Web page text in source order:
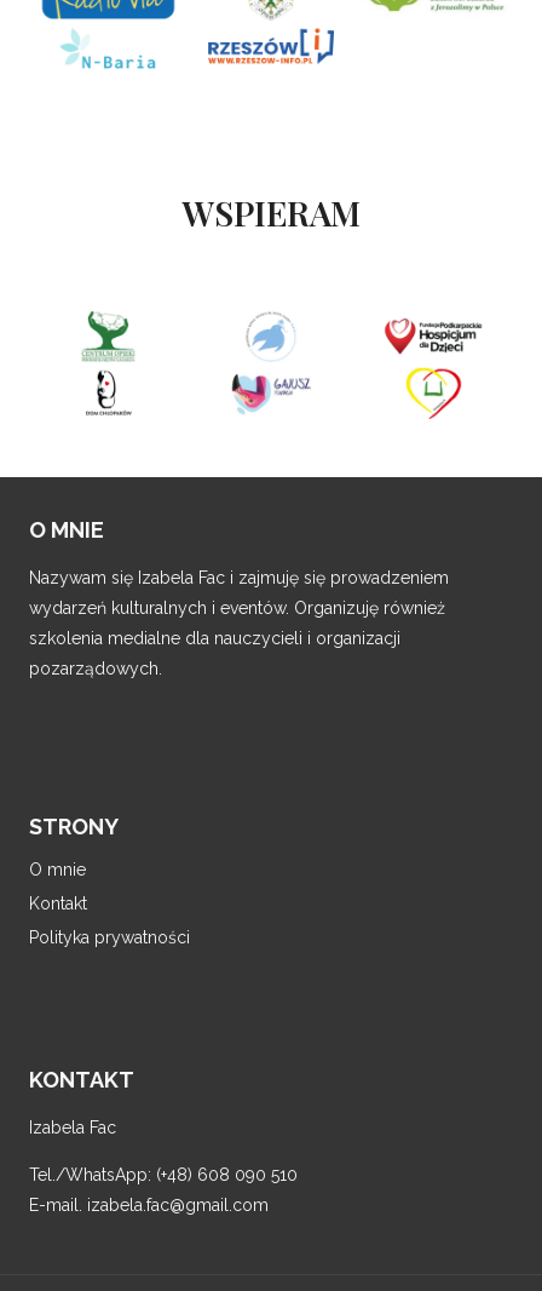
WSPIERAM
O MNIE
Nazywam się Izabela Fac i zajmuję się prowadzeniem
wydarzeń kulturalnych i eventów. Organizuję również
szkolenia medialne dla nauczycieli i organizacji
pozarządowych.
STRONY
O mnie
Kontakt
Polityka prywatności
KONTAKT
Izabela Fac
Tel./WhatsApp: (+48) 608 090 510
E-mail. izabela.fac@gmail.com